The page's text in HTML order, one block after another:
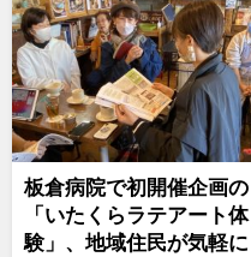
板倉病院で初開催企画の
「いたくらラテアート体
験」、地域住民が気軽に